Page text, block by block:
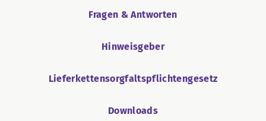
Fragen & Antworten
Hinweisgeber
Lieferkettensorgfaltspflichtengesetz
Downloads